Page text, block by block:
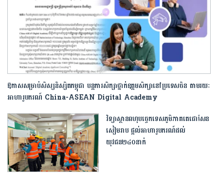
ឱកាស​សម្រាប់​សិស្ស​និស្សិត​កម្ពុជា បន្ត​ការ​សិក្សា​ថ្នាក់ឧត្តមសិក្សា​នៅប្រទេស​ចិន តាមរយៈ
អាហារូបករណ៍ China-ASEAN Digital Academy
វិទ្យាស្ថានពហុបច្ចេកទេសភូមិភាគ​តេជោសែន
សៀមរាប ផ្តល់អាហារូបករណ៍ដល់
យុវជន២៤០នាក់